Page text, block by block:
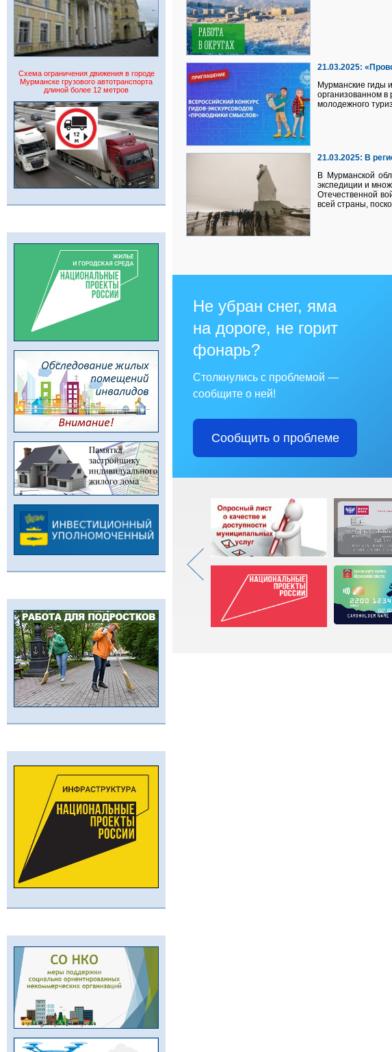
Схема ограничения движения в городе
Мурманске грузового автотранспорта
длиной более 12 метров
21.03.2025:
Мурманские гиды
организованном в
молодежного
21.03.2025: В
В Мурманской
экспедиции и
Отечественной
всей страны,
Не убран снег, яма
на дороге, не горит
фонарь?
Столкнулись с проблемой —
сообщите о ней!
Сообщить о проблеме